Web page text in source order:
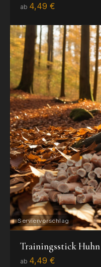
ab 4,49 €
Trainingsstick Huhn
ab 4,49 €